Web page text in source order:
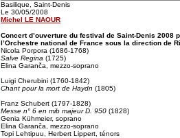
Basilique, Saint-Denis
Le 30/05/2008
Michel LE NAOUR
Concert d’ouverture du festival de Saint-Denis 2008
l’Orchestre national de France sous la direction de
Nicola Porpora (1686-1768)
Salve Regina (1725)
Elina Garanča, mezzo-soprano
Luigi Cherubini (1760-1842)
Chant pour la mort de Haydn (1805)
Franz Schubert (1797-1828)
Messe n° 6 en mib majeur D. 950 (1828)
Genia Kühmeier, soprano
Elina Garanča, mezzo-soprano
Topi Lehtipuu, Herbert Lippert, ténors